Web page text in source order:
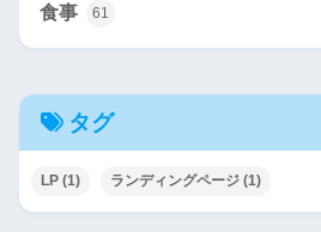
食事 61
タグ
LP (1) ランディングページ (1)